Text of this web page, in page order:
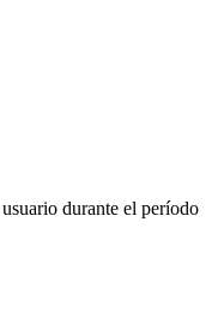
durante el período